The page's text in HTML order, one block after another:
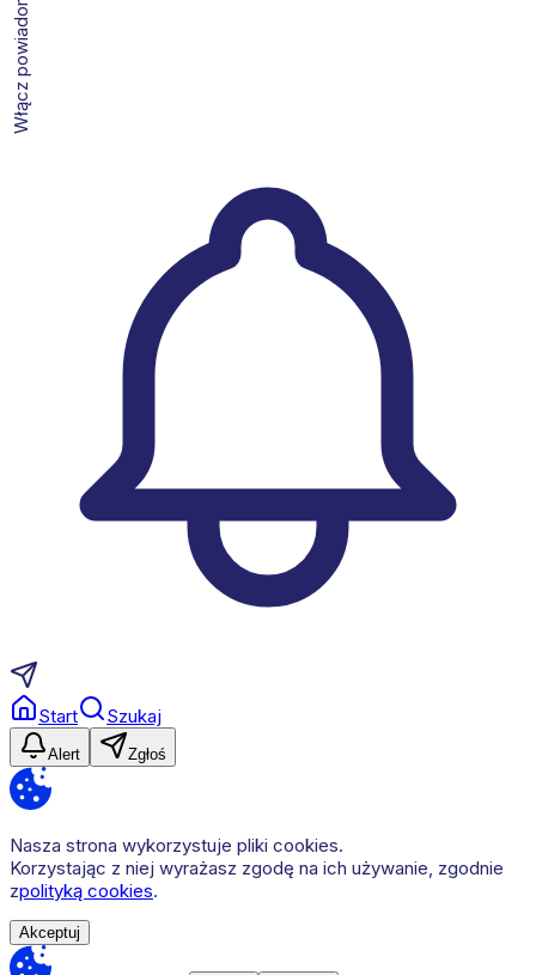
Włącz powiadomienia
Start Szukaj
Alert Zgłoś
Nasza strona wykorzystuje pliki cookies.
Korzystając z niej wyrażasz zgodę na ich używanie, zgodnie
zpolityką cookies.
Akceptuj